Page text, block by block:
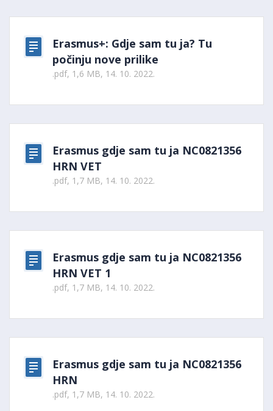
Erasmus+: Gdje sam tu ja? Tu
počinju nove prilike
.pdf, 1,6 MB, 14. 10. 2022.
Erasmus gdje sam tu ja NC0821356
HRN VET
.pdf, 1,7 MB, 14. 10. 2022.
Erasmus gdje sam tu ja NC0821356
HRN VET 1
.pdf, 1,7 MB, 14. 10. 2022.
Erasmus gdje sam tu ja NC0821356
HRN
.pdf, 1,7 MB, 14. 10. 2022.